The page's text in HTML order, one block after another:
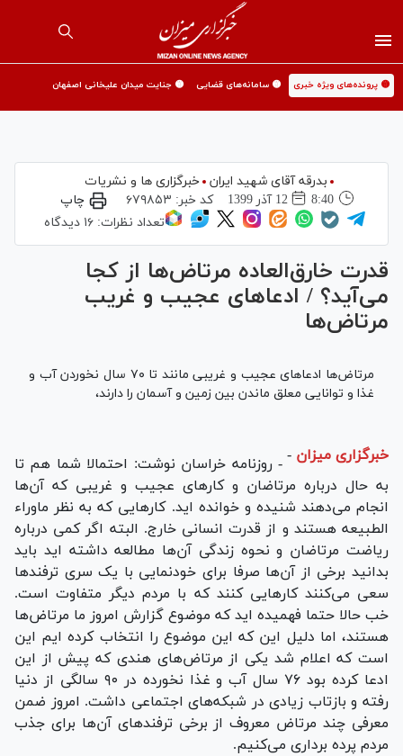
🟡 پرونده‌های ویژه خبری 🟡 سامانه‌های قضایی 🟡 جنایت میدان علیخانی اصفهان
بدرقه آقای شهید ایران
خبرگزاری ها و نشریات
8:40
12 آذر 1399 کد خبر: ۶۷۹۸۵۳
چاپ
تعداد نظرات: ۱۶ دیدگاه
قدرت خارق‌العاده مرتاض‌ها از کجا
می‌آید؟ / ادعا‌های عجیب و غریب
مرتاض‌ها
مرتاض‌ها ادعا‌های عجیب و غریبی مانند تا ۷۰ سال نخوردن آب و
غذا و توانایی معلق ماندن بین زمین و آسمان را دارند،
خبرگزاری میزان - - روزنامه خراسان نوشت: احتمالا شما هم تا
به حال درباره مرتاضان و کار‌های عجیب و غریبی که آن‌ها
انجام می‌دهند شنیده و خوانده اید. کار‌هایی که به نظر ماوراء
الطبیعه هستند و از قدرت انسانی خارج. البته اگر کمی درباره
ریاضت مرتاضان و نحوه زندگی آن‌ها مطالعه داشته اید باید
بدانید برخی از آن‌ها صرفا برای خودنمایی با یک سری ترفند‌ها
سعی می‌کنند کار‌هایی کنند که با مردم دیگر متفاوت است.
خب حالا حتما فهمیده اید که موضوع گزارش امروز ما مرتاض‌ها
هستند، اما دلیل این که این موضوع را انتخاب کرده ایم این
است که اعلام شد یکی از مرتاض‌های هندی که پیش از این
ادعا کرده بود ۷۶ سال آب و غذا نخورده در ۹۰ سالگی از دنیا
رفته و بازتاب زیادی در شبکه‌های اجتماعی داشت. امروز ضمن
معرفی چند مرتاض معروف از برخی ترفند‌های آن‌ها برای جذب
مردم پرده برداری می‌کنیم.